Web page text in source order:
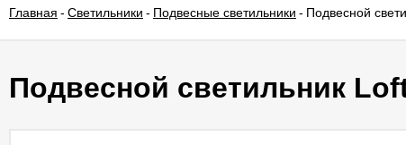
Главная - Светильники - Подвесные светильники - Подвесной
Подвесной светильник